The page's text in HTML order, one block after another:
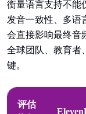
衡量语言支持不能
发音一致性、多语
会直接影响最终音
全球团队、教育者
键。
评估